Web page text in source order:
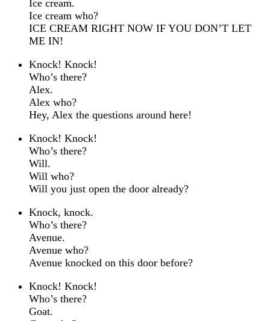
Ice cream.
Ice cream who?
ICE CREAM RIGHT NOW IF YOU DON’T LET
ME IN!
Knock! Knock!
Who’s there?
Alex.
Alex who?
Hey, Alex the questions around here!
Knock! Knock!
Who’s there?
Will.
Will who?
Will you just open the door already?
Knock, knock.
Who’s there?
Avenue.
Avenue who?
Avenue knocked on this door before?
Knock! Knock!
Who’s there?
Goat.